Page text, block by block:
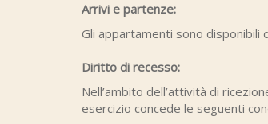
Arrivi e partenze:
Gli appartamenti sono
Diritto di recesso:
Nell’ambito dell’attività di
esercizio concede le seguenti